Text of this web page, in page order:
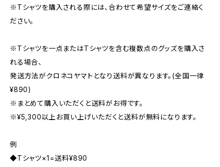
※Tシャツを購入される際には、合わせて希望サイズをご連絡く
ださい。
※Tシャツを一点またはTシャツを含む複数点のグッズを購入さ
れる場合、
発送方法がクロネコヤマトとなり送料が異なります。(全国一律
¥890)
※まとめて購入いただくと送料がお得です。
※¥5,300以上お買い上げいただくと送料が無料になります。
例
◆Tシャツ×1=送料¥890